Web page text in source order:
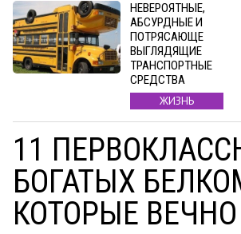
НЕВЕРОЯТНЫЕ,
АБСУРДНЫЕ И
ПОТРЯСАЮЩЕ
ВЫГЛЯДЯЩИЕ
ТРАНСПОРТНЫЕ
СРЕДСТВА
ЖИЗНЬ
11
БОГАТЫХ
КОТОРЫЕ